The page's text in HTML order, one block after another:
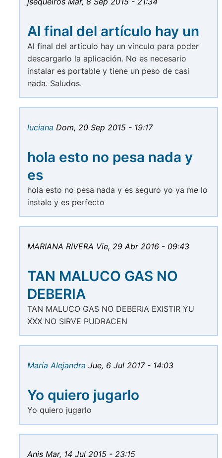
Al final del artículo hay un
Al final del artículo hay un vínculo para poder
descargarlo la aplicación. No es necesario
instalar es portable y tiene un peso de casi
nada. Saludos.
luciana Dom, 20 Sep 2015 - 19:17
hola esto no pesa nada y
es
hola esto no pesa nada y es seguro yo ya me lo
instale y es perfecto
MARIANA RIVERA Vie, 29 Abr 2016 - 09:43
TAN MALUCO GAS NO
DEBERIA
TAN MALUCO GAS NO DEBERIA EXISTIR YU
XXX NO SIRVE PUDRACEN
María Alejandra Jue, 6 Jul 2017 - 14:03
Yo quiero jugarlo
Yo quiero jugarlo
Anis Mar, 14 Jul 2015 - 23:15